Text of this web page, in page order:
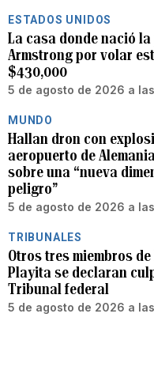
ESTADOS UNIDOS
La casa donde nació
Armstrong por volar
$430,000
5 de agosto de 2026 a
MUNDO
Hallan dron con
aeropuerto de
sobre una “nueva
peligro”
5 de agosto de 2026 a
TRIBUNALES
Otros tres miembros de
Playita se declaran
Tribunal federal
5 de agosto de 2026 a